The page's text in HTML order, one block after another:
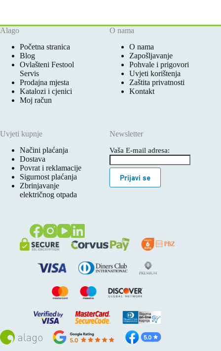
Alago
Početna stranica
Blog
Ovlašteni Festool
Servis
Prodajna mjesta
Katalozi i cjenici
Moj račun
O nama
O nama
Zapošljavanje
Pohvale i prigovori
Uvjeti korištenja
Zaštita privatnosti
Kontakt
Uvjeti kupnje
Načini plaćanja
Dostava
Povrat i reklamacije
Sigurnost plaćanja
Zbrinjavanje
električnog otpada
Newsletter
Vaša E-mail adresa:
Prijavi se